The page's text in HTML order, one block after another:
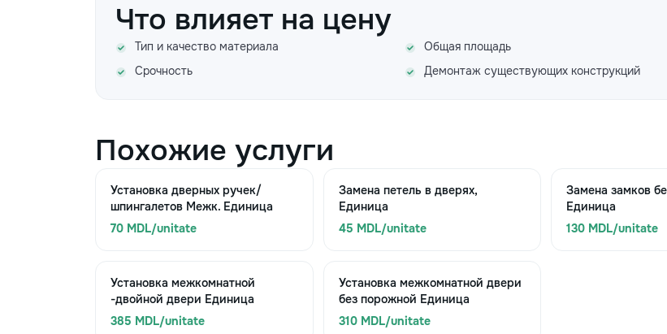
Что влияет на цену
Тип и качество материала Общая площадь
Срочность
Демонтаж существующих конструкций
Похожие услуги
Установка дверных ручек/
шпингалетов Межк. Единица
70 MDL/unitate
Замена петель в дверях,
Единица
45 MDL/unitate
Замена замков
Единица
130 MDL/unitate
Установка межкомнатной
-двойной двери Единица
385 MDL/unitate
Установка межкомнатной двери
без порожной Единица
310 MDL/unitate